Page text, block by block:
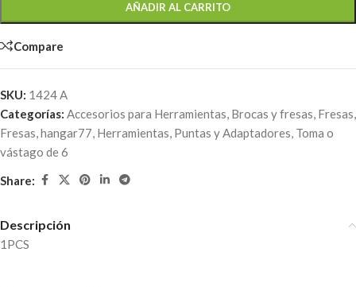
AÑADIR AL CARRITO
Compare
SKU: 1424 A
Categorías: Accesorios para Herramientas, Brocas y fresas, Fresas,
Fresas,hangar77, Herramientas, Puntas y Adaptadores, Toma o
vástago de 6
Share:
Descripción
1PCS